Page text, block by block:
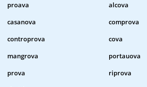
proava
alcova
casanova
comprova
controprova
cova
mangrova
portauova
prova
riprova